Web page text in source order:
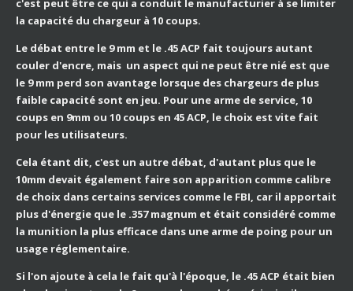
c'est peut être ce qui a conduit le manufacturier à se limiter
la capacité du chargeur à 10 coups.
Le débat entre le 9 mm et le .45 ACP fait toujours autant
couler d'encre, mais un aspect qui ne peut être nié est que
le 9 mm perd son avantage lorsque des chargeurs de plus
faible capacité sont en jeu. Pour une arme de service, 10
coups en 9mm ou 10 coups en 45 ACP, le choix est vite fait
pour les utilisateurs.
Cela étant dit, c'est un autre débat, d'autant plus que le
10mm devait également faire son apparition comme calibre
de choix dans certains services comme le FBI, car il apportait
plus d'énergie que le .357 magnum et était considéré comme
la munition la plus efficace dans une arme de poing pour un
usage réglementaire.
Si l'on ajoute à cela le fait qu'à l'époque, le .45 ACP était bien